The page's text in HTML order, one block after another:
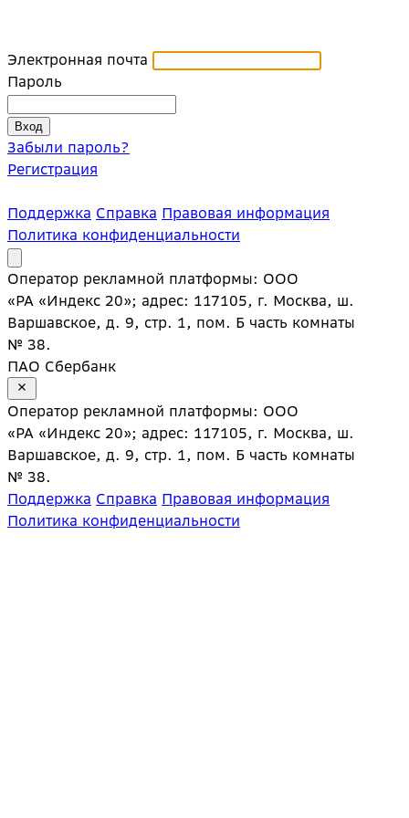
Электронная почта
Пароль
Забыли пароль?
Регистрация
Поддержка Справка Правовая информация
Политика конфиденциальности
Оператор рекламной платформы: ООО
«РА «Индекс 20»; адрес: 117105, г. Москва, ш.
Варшавское, д. 9, стр. 1, пом. Б часть комнаты
№ 38.
ПАО Сбербанк
Оператор рекламной платформы: ООО
«РА «Индекс 20»; адрес: 117105, г. Москва, ш.
Варшавское, д. 9, стр. 1, пом. Б часть комнаты
№ 38.
Поддержка Справка Правовая информация
Политика конфиденциальности